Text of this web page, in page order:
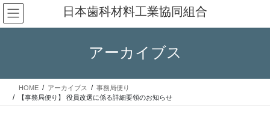
コ
ン
テ
ス
ナ
ビ
ゲ
ン
日本歯科材料工業協同組合
アーカイブス
HOME アーカイブス
事務局便り
【事務局便り】 役員改選に係る詳細要領のお知らせ